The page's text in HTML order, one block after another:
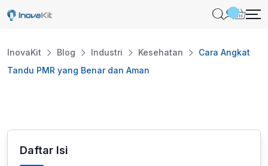
Skip
InovaKit Blog Industri Kesehatan
Cara Angkat
Tandu PMR yang Benar dan Aman
Daftar Isi